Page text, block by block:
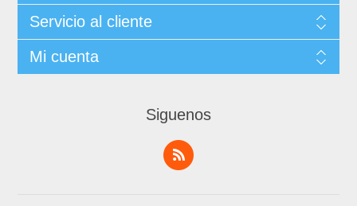
Servicio al cliente
Mi cuenta
Siguenos